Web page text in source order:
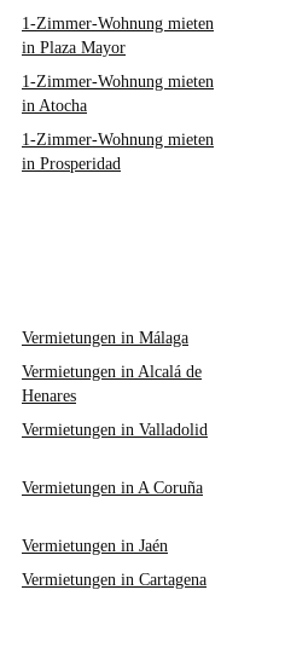
1-Zimmer-Wohnung mieten
in Plaza Mayor
1-Zimmer-Wohnung mieten
in Atocha
1-Zimmer-Wohnung mieten
in Prosperidad
Vermietungen in Málaga
Vermietungen in Alcalá de
Henares
Vermietungen in Valladolid
Vermietungen in A Coruña
Vermietungen in Jaén
Vermietungen in Cartagena